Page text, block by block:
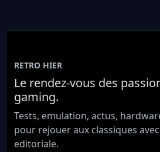
RETRO HIER
Le rendez-vous des
gaming.
Tests, emulation, actus,
pour rejouer aux classiques
editoriale.